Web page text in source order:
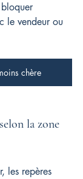
le vendeur ou
chère
la zone
les repères